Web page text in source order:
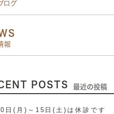
ログ
報
POSTS 最近の投稿
日(月)～15日(土)は休診です